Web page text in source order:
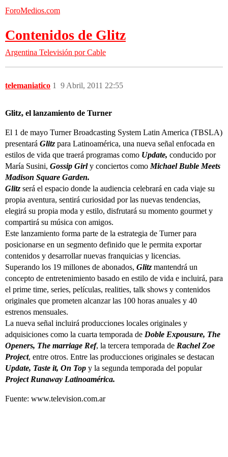
ForoMedios.com
Contenidos de Glitz
Argentina Televisión por Cable
telemaniatico 9 Abril, 2011 22:55
1
Glitz, el lanzamiento de Turner
El 1 de mayo Turner Broadcasting System Latin America (TBSLA)
presentará Glitz para Latinoamérica, una nueva señal enfocada en
estilos de vida que traerá programas como Update, conducido por
María Susini, Gossip Girly conciertos como Michael Buble Meets
Madison Square Garden.
Glitz será el espacio donde la audiencia celebrará en cada viaje su
propia aventura, sentirá curiosidad por las nuevas tendencias,
elegirá su propia moda y estilo, disfrutará su momento gourmet y
compartirá su música con amigos.
Este lanzamiento forma parte de la estrategia de Turner para
posicionarse en un segmento definido que le permita exportar
contenidos y desarrollar nuevas franquicias y licencias.
Superando los 19 millones de abonados, Glitz mantendrá un
concepto de entretenimiento basado en estilo de vida e incluirá, para
el prime time, series, películas, realities, talk shows y contenidos
originales que prometen alcanzar las 100 horas anuales y 40
estrenos mensuales.
La nueva señal incluirá producciones locales originales y
adquisiciones como la cuarta temporada de Doble Expousure, The
Openers, The marriage Ref, la tercera temporada de Rachel Zoe
Project, entre otros. Entre las producciones originales se destacan
Update, Taste it, On Top y la segunda temporada del popular
Project Runaway Latinoamérica.
Fuente: www.television.com.ar